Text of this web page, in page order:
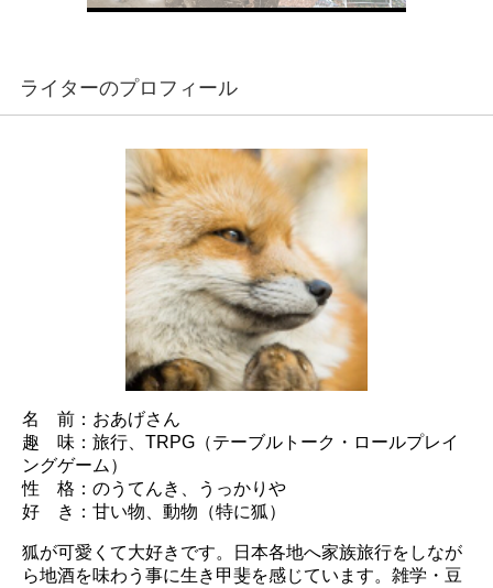
ライターのプロフィール
名 前：おあげさん
趣 味：旅行、TRPG（テーブルトーク・ロールプレイ
ングゲーム）
性 格：のうてんき、うっかりや
好 き：甘い物、動物（特に狐）
狐が可愛くて大好きです。日本各地へ家族旅行をしなが
ら地酒を味わう事に生き甲斐を感じています。雑学・豆